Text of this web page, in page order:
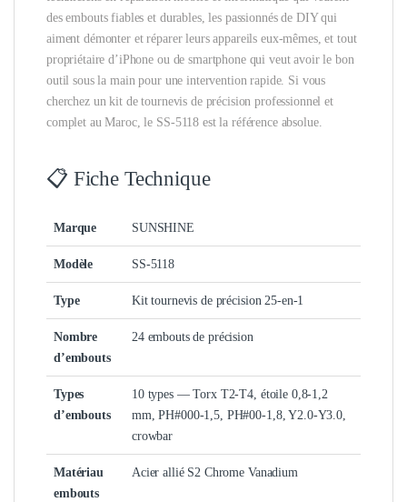
des embouts fiables et durables, les passionnés de DIY qui
aiment démonter et réparer leurs appareils eux-mêmes, et tout
propriétaire d’iPhone ou de smartphone qui veut avoir le bon
outil sous la main pour une intervention rapide. Si vous
cherchez un kit de tournevis de précision professionnel et
complet au Maroc, le SS-5118 est la référence absolue.
📋 Fiche Technique
Marque SUNSHINE
Modèle SS-5118
Type Kit tournevis de précision 25-en-1
Nombre
d’embouts
24 embouts de précision
Types
d’embouts
10 types — Torx T2-T4, étoile 0,8-1,2
mm, PH#000-1,5, PH#00-1,8, Y2.0-Y3.0,
crowbar
Matériau
embouts
Acier allié S2 Chrome Vanadium